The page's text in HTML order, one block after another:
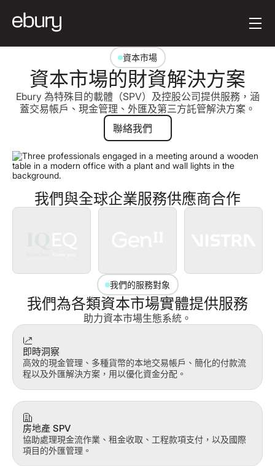
資本市場
資本市場的財資解決方案
Ebury 為特殊目的載體（SPV）及控股公司提供服務，涵
蓋交易帳戶、現金管理、外匯及第三方託管解決方案。
聯絡我們
聯絡我們
我們與全球企業服務供應商合作
我們的服務對象
我們為各類資本市場實體提供服務
助力資本市場生態系統。
即時洞察
高效的現金管理、多種貨幣的本地交易帳戶、簡化的付款流
程以及外匯解決方案，用以優化資金分配。
房地產 SPV
協助處理現金流作業、租金收取、工程款項支付，以及國際
項目的外匯管理。